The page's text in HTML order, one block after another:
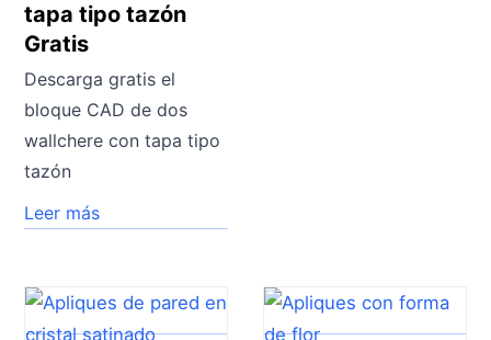
tapa tipo tazón
Gratis
Descarga gratis el
bloque CAD de dos
wallchere con tapa tipo
tazón
Leer más